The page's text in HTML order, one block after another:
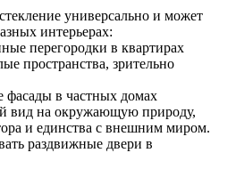
универсально и может
интерьерах:
перегородки в квартирах
пространства, зрительно
в частных домах
вид на окружающую природу,
и единства с внешним миром.
раздвижные двери в